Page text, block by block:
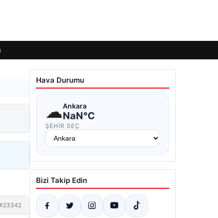
Hava Durumu
☁Ankara
NaN°C
ŞEHIR SEÇ
Bizi Takip Edin